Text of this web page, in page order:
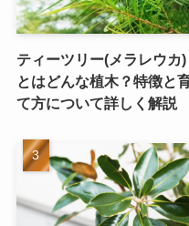
ティーツリー(メラレウカ)
とはどんな植木？特徴と
て方について詳しく解説